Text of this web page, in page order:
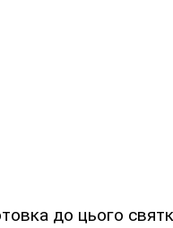
до цього